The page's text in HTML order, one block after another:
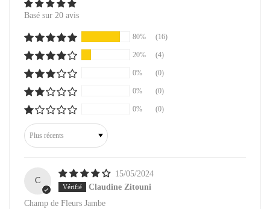
Basé sur 20 avis
80% (16)
20% (4)
0% (0)
0% (0)
0% (0)
Sort by
C
15/05/2024
Claudine Zitouni
Champ de Fleurs Jambe